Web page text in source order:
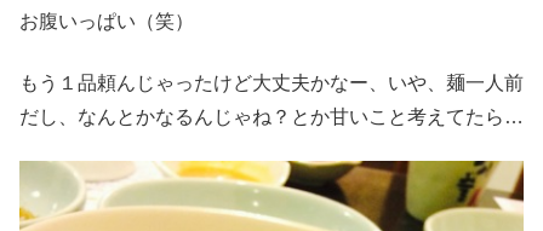
お腹いっぱい（笑）
もう１品頼んじゃったけど大丈夫かなー、いや、麺一人前
だし、なんとかなるんじゃね？とか甘いこと考えてたら…